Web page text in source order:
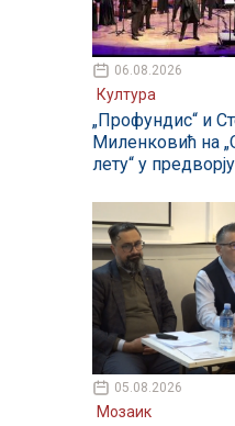
06.08.2026
Култура
„Профундис“ и
Миленковић на
лету“ у
05.08.2026
Мозаик